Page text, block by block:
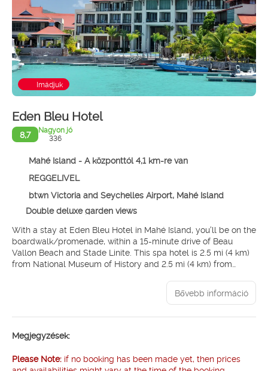
Imádjuk
Eden Bleu Hotel
8,7
Nagyon jó
336
Mahé Island - A központtól 4,1 km-re van
REGGELIVEL
btwn Victoria and Seychelles Airport, Mahé Island
Double deluxe garden views
With a stay at Eden Bleu Hotel in Mahé Island, you'll be on the
boardwalk/promenade, within a 15-minute drive of Beau
Vallon Beach and Stade Linite. This spa hotel is 2.5 mi (4 km)
from National Museum of History and 2.5 mi (4 km) from
Relax at the full-service spa, where you can enjoy massages.
If you're looking for recreational opportunities, you'll find an
outdoor pool, a sauna, and a fitness center. Additional features
at this hotel include complimentary wireless internet access,
concierge services, and a hair salon. The complimentary
beach shuttle makes getting to the surf and sand a breeze.
Bővebb információ
Megjegyzések:
Please Note: if no booking has been made yet, then prices